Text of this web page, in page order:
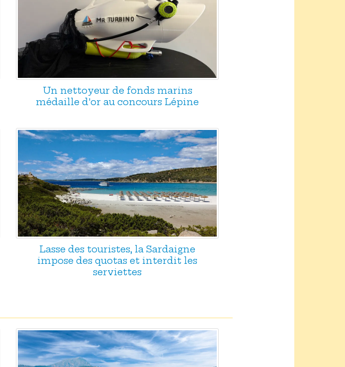
Un nettoyeur de fonds marins
médaille d'or au concours Lépine
Lasse des touristes, la Sardaigne
impose des quotas et interdit les
serviettes